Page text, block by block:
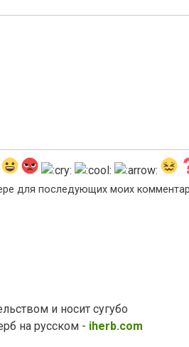
для последующих моих
и носит сугубо
на русском - iherb.com